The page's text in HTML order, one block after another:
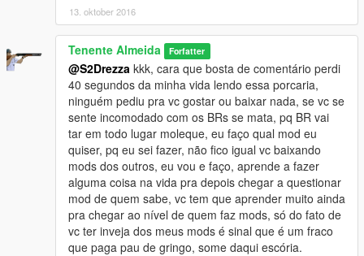
13. oktober 2016
Tenente Almeida Forfatter
@S2Drezza kkk, cara que bosta de comentário perdi
40 segundos da minha vida lendo essa porcaria,
ninguém pediu pra vc gostar ou baixar nada, se vc se
sente incomodado com os BRs se mata, pq BR vai
tar em todo lugar moleque, eu faço qual mod eu
quiser, pq eu sei fazer, não fico igual vc baixando
mods dos outros, eu vou e faço, aprende a fazer
alguma coisa na vida pra depois chegar a questionar
mod de quem sabe, vc tem que aprender muito ainda
pra chegar ao nível de quem faz mods, só do fato de
vc ter inveja dos meus mods é sinal que é um fraco
que paga pau de gringo, some daqui escória.